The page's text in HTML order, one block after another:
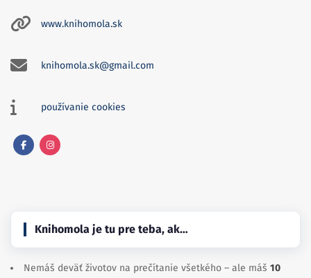
www.knihomola.sk
knihomola.sk@gmail.com
používanie cookies
Knihomola je tu pre teba, ak…
Nemáš deväť životov na prečítanie všetkého – ale máš 10